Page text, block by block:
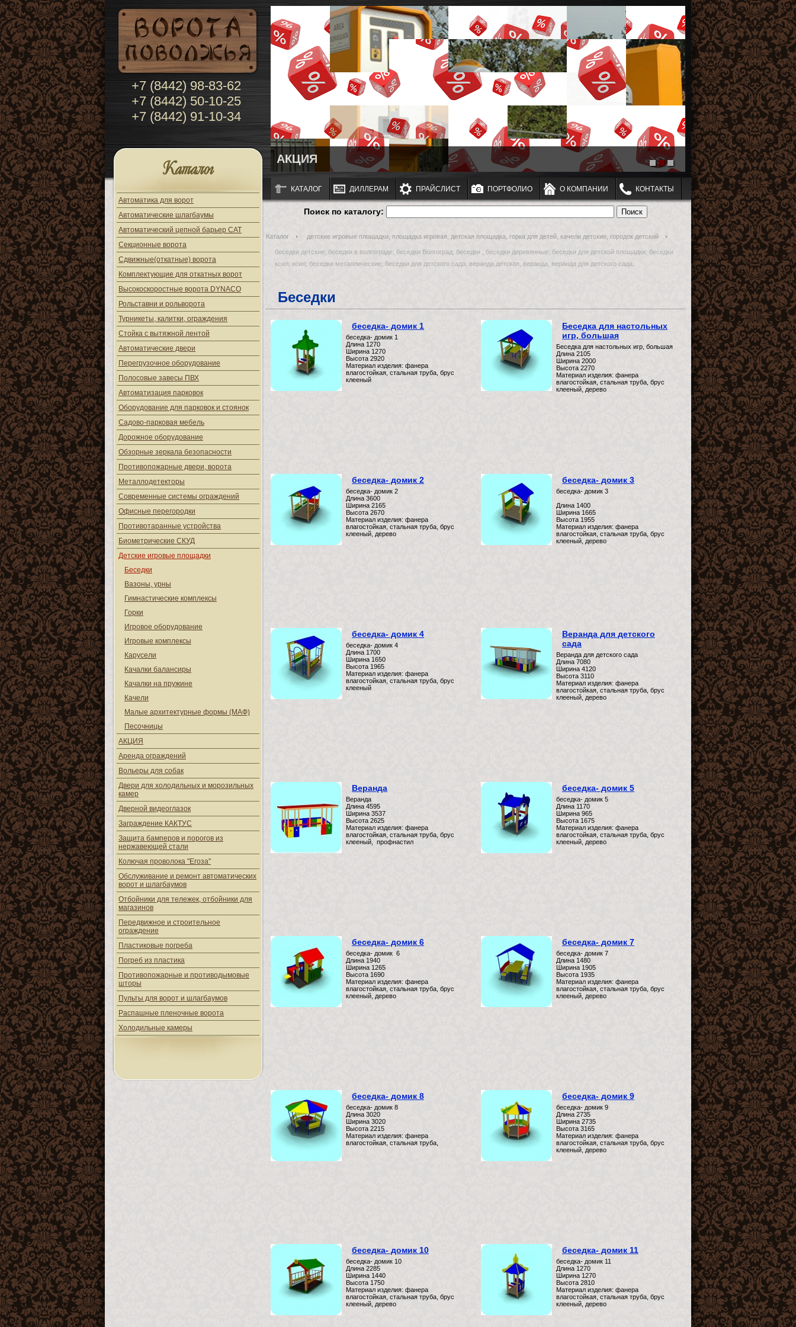
+7 (8442) 98-83-62
+7 (8442) 50-10-25
+7 (8442) 91-10-34
АКЦИЯ
Каталог
Автоматика для ворот
Автоматические шлагбаумы
Автоматический цепной барьер CAT
Секционные ворота
Сдвижные(откатные) ворота
Комплектующие для откатных ворот
Высокоскоростные ворота DYNACO
Рольставни и рольворота
Турникеты, калитки, ограждения
Стойка с вытяжной лентой
Автоматические двери
Перегрузочное оборудование
Полосовые завесы ПВХ
Автоматизация парковок
Оборудование для парковок и стоянок
Садово-парковая мебель
Дорожное оборудование
Обзорные зеркала безопасности
Противопожарные двери, ворота
Металлодетекторы
Современные системы ограждений
Офисные перегородки
Противотаранные устройства
Биометрические СКУД
Детские игровые площадки
Беседки
Вазоны, урны
Гимнастические комплексы
Горки
Игровое оборудование
Игровые комплексы
Карусели
Качалки балансиры
Качалки на пружине
Качели
Малые архитектурные формы (МАФ)
Песочницы
АКЦИЯ
Аренда ограждений
Вольеры для собак
Двери для холодильных и морозильных
камер
Дверной видеоглазок
Заграждение КАКТУС
Защита бамперов и порогов из
нержавеющей стали
Колючая проволока "Егоза"
Обслуживание и ремонт автоматических
ворот и шлагбаумов
Отбойники для тележек, отбойники для
магазинов
Передвижное и строительное
ограждение
Пластиковые погреба
Погреб из пластика
Противопожарные и противодымовые
шторы
Пульты для ворот и шлагбаумов
Распашные пленочные ворота
Холодильные камеры
КАТАЛОГ ДИЛЛЕРАМ ПРАЙСЛИСТ ПОРТФОЛИО О КОМПАНИИ КОНТАКТЫ
Поиск по каталогу:
Каталог детские игровые площадки, площадка игровая, детская площадка, горка для детей, качели детские, городок детский
беседки детские; беседки в волгограде; беседки Волгоград; беседки ; беседки деревянные; беседки для детской площадки; беседки
ксил; ксил; беседки металлические; беседки для детского сада, веранда детская, веранда, веранда для детского сада;
Беседки
беседка- домик 1
беседка- домик 1
Длина 1270
Ширина 1270
Высота 2920
Материал изделия: фанера
влагостойкая, стальная труба, брус
клееный
Беседка для настольных
игр, большая
Беседка для настольных игр, большая
Длина 2105
Ширина 2000
Высота 2270
Материал изделия: фанера
влагостойкая, стальная труба, брус
клееный, дерево
беседка- домик 2
беседка- домик 2
Длина 3600
Ширина 2165
Высота 2670
Материал изделия: фанера
влагостойкая, стальная труба, брус
клееный, дерево
беседка- домик 3
беседка- домик 3
Длина 1400
Ширина 1665
Высота 1955
Материал изделия: фанера
влагостойкая, стальная труба, брус
клееный, дерево
беседка- домик 4
беседка- домик 4
Длина 1700
Ширина 1650
Высота 1965
Материал изделия: фанера
влагостойкая, стальная труба, брус
клееный
Веранда для детского
сада
Веранда для детского сада
Длина 7080
Ширина 4120
Высота 3110
Материал изделия: фанера
влагостойкая, стальная труба, брус
клееный, дерево
Веранда
Веранда
Длина 4595
Ширина 3537
Высота 2625
Материал изделия: фанера
влагостойкая, стальная труба, брус
клееный, профнастил
беседка- домик 5
беседка- домик 5
Длина 1170
Ширина 965
Высота 1675
Материал изделия: фанера
влагостойкая, стальная труба, брус
клееный, дерево
беседка- домик 6
беседка- домик 6
Длина 1940
Ширина 1265
Высота 1690
Материал изделия: фанера
влагостойкая, стальная труба, брус
клееный, дерево
беседка- домик 7
беседка- домик 7
Длина 1480
Ширина 1905
Высота 1935
Материал изделия: фанера
влагостойкая, стальная труба, брус
клееный, дерево
беседка- домик 8
беседка- домик 8
Длина 3020
Ширина 3020
Высота 2215
Материал изделия: фанера
влагостойкая, стальная труба,
беседка- домик 9
беседка- домик 9
Длина 2735
Ширина 2735
Высота 3165
Материал изделия: фанера
влагостойкая, стальная труба, брус
клееный, дерево
беседка- домик 10
беседка- домик 10
Длина 2285
Ширина 1440
Высота 1750
Материал изделия: фанера
влагостойкая, стальная труба, брус
клееный, дерево
беседка- домик 11
беседка- домик 11
Длина 1270
Ширина 1270
Высота 2810
Материал изделия: фанера
влагостойкая, стальная труба, брус
клееный, дерево